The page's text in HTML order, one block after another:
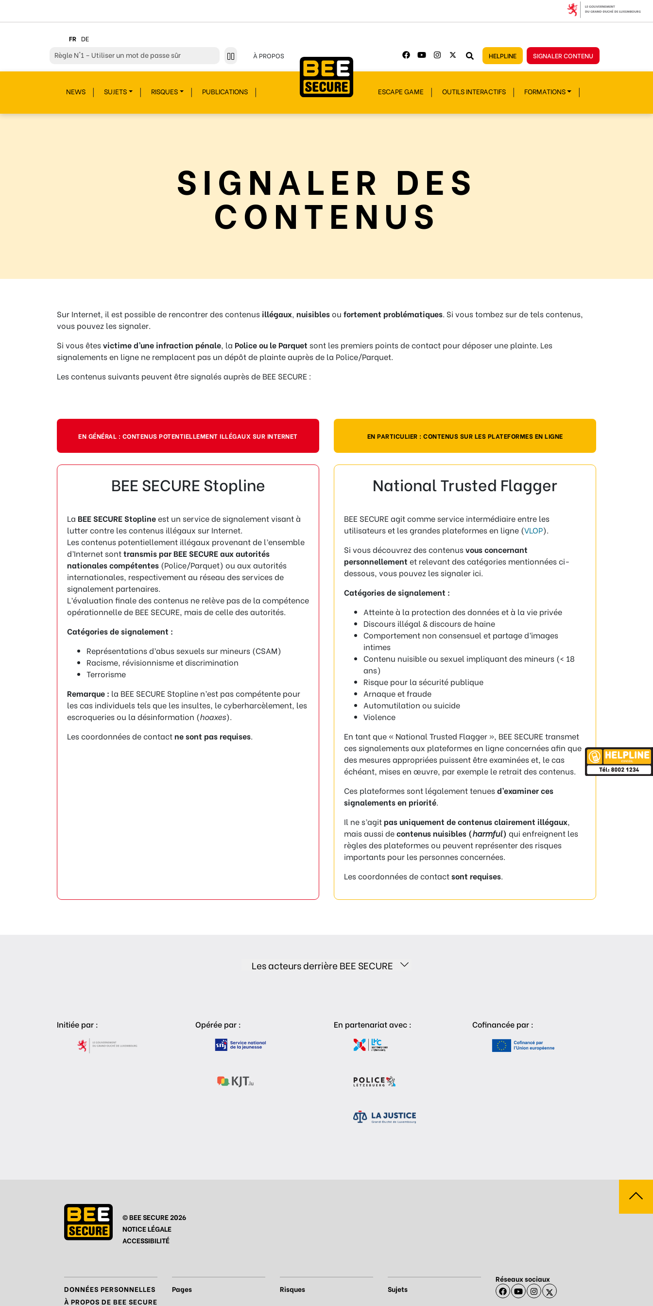
FR DE
RègleN°1 – Utiliser un mot de passe sûr
RègleN°2 – Réfléchir avant de cliquer !
RègleN°3 – Réfléchir à ce que l’on publie
RègleN°4 – Respecter les autres
À PROPOS HELPLINE SIGNALER CONTENU
NEWS SUJETS RISQUES PUBLICATIONS ESCAPE GAME OUTILS INTERACTIFS FORMATIONS
SIGNALER DES
CONTENUS
Sur Internet, il est possible de rencontrer des contenus illégaux, nuisiblesou fortement problématiques. Si vous tombez sur de tels contenus,
vous pouvez les signaler.
Si vous êtesvictime d’une infraction pénale, la Police ou le Parquet sont les premiers points de contact pour déposer une plainte. Les
signalements en ligne ne remplacent pas un dépôt de plainte auprès de la Police/Parquet.
Les contenus suivants peuvent être signalés auprès de BEE SECURE :
EN GÉNÉRAL : CONTENUS POTENTIELLEMENT ILLÉGAUX SUR INTERNET
BEE SECURE Stopline
La BEE SECURE Stoplineest un service de signalement visant à
lutter contre les contenus illégaux sur Internet.
Les contenus potentiellement illégaux provenant de l’ensemble
d’Internet sonttransmis par BEE SECURE aux autorités
nationales compétentes (Police/Parquet) ou aux autorités
internationales, respectivement au réseau des services de
signalement partenaires.
L’évaluation finale des contenus ne relève pas de la compétence
opérationnelle de BEE SECURE, mais de celle des autorités.
Catégories de signalement :
Représentations d’abus sexuels sur mineurs (CSAM)
Racisme, révisionnisme et discrimination
Terrorisme
Remarque : la BEE SECURE Stopline n’est pas compétente pour
les cas individuels tels que les insultes, le cyberharcèlement, les
escroqueries ou la désinformation (hoaxes).
Les coordonnées de contact ne sont pas requises.
EN PARTICULIER : CONTENUS SUR LES PLATEFORMES EN LIGNE
National Trusted Flagger
BEE SECURE agit comme service intermédiaire entre les
utilisateurs et les grandes plateformes en ligne (VLOP).
Si vous découvrez des contenusvous concernant
personnellement et relevant des catégories mentionnées ci-
dessous, vous pouvez les signaler ici.
Catégories de signalement :
Atteinte à la protection des données et à la vie privée
Discours illégal & discours de haine
Comportement non consensuel et partage d’images
intimes
Contenu nuisible ou sexuel impliquant des mineurs (< 18
ans)
Risque pour la sécurité publique
Arnaque et fraude
Automutilation ou suicide
Violence
En tant que « National Trusted Flagger », BEE SECURE transmet
ces signalements aux plateformes en ligne concernées afin que
des mesures appropriées puissent être examinées et, le cas
échéant, mises en œuvre, par exemple le retrait des contenus.
Ces plateformes sont légalement tenuesd’examiner ces
signalements en priorité.
Il ne s’agit pas uniquement de contenus clairement illégaux,
mais aussi decontenus nuisibles (harmful) qui enfreignent les
règles des plateformes ou peuvent représenter des risques
importants pour les personnes concernées.
Les coordonnées de contactsont requises.
Les acteurs derrière BEE SECURE
Initiée par : Opérée par : En partenariat avec : Cofinancée par :
© BEE SECURE 2026
NOTICE LÉGALE
ACCESSIBILITÉ
DONNÉES PERSONNELLES
À PROPOS DE BEE SECURE
Pages Risques Sujets
Réseaux sociaux